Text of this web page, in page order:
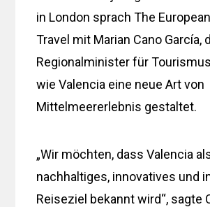
in London sprach The
Travel mit Marian Cano García,
Regionalminister für
wie Valencia eine neue Art von
Mittelmeererlebnis gestaltet.
„Wir möchten, dass Valencia
nachhaltiges, innovatives und
Reiseziel bekannt wird“, sagte